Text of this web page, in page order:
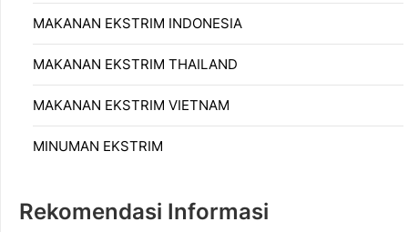
MAKANAN EKSTRIM INDONESIA
MAKANAN EKSTRIM THAILAND
MAKANAN EKSTRIM VIETNAM
MINUMAN EKSTRIM
Rekomendasi Informasi